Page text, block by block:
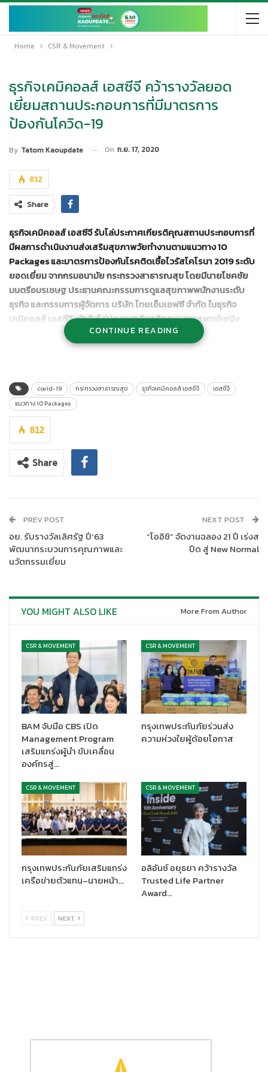
Home CSR & Movement
ธุรกิจเคมิคอลส์ เอสซีจี คว้ารางวัลยอด
เยี่ยมสถานประกอบการที่มีมาตรการ
ป้องกันโควิด-19
By Tatom Kaoupdate On ก.ย. 17, 2020
812
Share
ธุรกิจเคมิคอลส์ เอสซีจี รับโล่ประกาศเกียรติคุณสถานประกอบการที่
มีผลการดำเนินงานส่งเสริมสุขภาพวัยทำงานตามแนวทาง10
Packages และมาตรการป้องกันโรคติดเชื้อไวรัสโคโรนา 2019 ระดับ
ยอดเยี่ยม จากกรมอนามัย กระทรวงสาธารณสุข โดยมีนายโชคชัย
มนตรีอมรเชษฐ ประธานคณะกรรมการดูแลสุขภาพพนักงานระดับ
ธุรกิจ และกรรมการผู้จัดการ บริษัท ไทยเอ็มเอฟซี จำกัด ในธุรกิจ
เคมิคอลส์ เอสซีจี เข้ารับโล่ประกาศเกียรติคุณฯ จากแพทย์หญิง
พรรณพิมล วิปุลากร อธิบดีกรมอนามัย กระทรวงสาธารณสุข ณ โรง
แรมอมารี ดอนเมือง
พนักงานระดับธุรกิจ และกรรมการผู้จัดการ บริษัท ไทยเอ็มเอฟซี จำกัด
ในธุรกิจเคมิคอลส์ เอสซีจี
เผยว่า “ธุรกิจเคมิคอลส์ เอสซีจี ให้ความ
สำคัญกับการดำเนินงานด้านสุขศาสตร์อุตสาหกรรมและชีวอนามัย
ภายใต้แนวทางการพัฒนาอย่างยั่งยืน โดยมีนโยบายและแนวทาง
ป้องกันพนักงานและคู่ธุรกิจจากการเจ็บป่วยและโรคจากการทำงาน
รวมทั้งส่งเสริมกิจกรรมด้านสุขอนามัยอย่างต่อเนื่อง ซึ่งพนักงานจะได้
รับการตรวจสุขภาพเป็นประจำทุกปี มีการวิเคราะห์และรายงานผลโดย
นักชีวอนามัยและแพทย์อาชีวเวชศาสตร์ที่ปรึกษาของบริษัท พร้อมทั้ง
มีบริการที่ปรึกษาด้านสุขภาพจิตออนไลน์ ผ่านแอปพลิเคชัน OOCA
ร่วมกับภาคส่วนต่าง ๆ อาทิ กระทรวงสาธารณสุข สำนักการนิคม
อุตสาหกรรม สำนักงานประกันสังคม เพื่อพัฒนาคุณภาพชีวิตของ
พนักงานให้มีสุขภาพกายและใจที่ดี”
“สำหรับช่วงการระบาดของโรคติดเชื้อไวรัสโคโรนา 2019 เอสซีจีมี
มาตรการด้านสุขอนามัยที่เข้มข้นและรัดกุม เพื่อให้มั่นใจว่าพนักงานและ
คู่ธุรกิจที่เกี่ยวข้องจะปลอดภัยและห่างไกลจากเชื้อโควิด-19 โดยได้
ดำเนินการตามแนวทางปฏิบัติ ข้อกำหนดและนโยบายของกระทรวง
วิด-19 รวมทั้งช่วยลดการแพร่กระจายของเชื้อ เช่น มีการตรวจวัดและ
CONTINUE READING
covid-19 กระทรวงสาธารณสุข ธุรกิจเคมิคอลส์ เอสซีจี
เอสซีจี
แนวทาง 10 Packages
812
Share
PREV POST
อย. รับรางวัลเลิศรัฐ ปี’63
พัฒนากระบวนการคุณภาพและ
นวัตกรรมเยี่ยม
NEXT POST
“โออิชิ” จัดงานฉลอง 21 ปี เร่งส
ปีด สู่ New Normal
YOU MIGHT ALSO LIKE More From Author
CSR & MOVEMENT
BAM จับมือ CBS เปิด
Management Program
เสริมแกร่งผู้นำ ขับเคลื่อน
องค์กรสู่…
CSR & MOVEMENT
กรุงเทพประกันภัยร่วมส่ง
ความห่วงใยผู้ด้อยโอกาส
CSR & MOVEMENT
กรุงเทพประกันภัยเสริมแกร่ง
เครือข่ายตัวแทน–นายหน้า…
CSR & MOVEMENT
อลิอันซ์ อยุธยา คว้ารางวัล
Trusted Life Partner
Award…
PREV NEXT